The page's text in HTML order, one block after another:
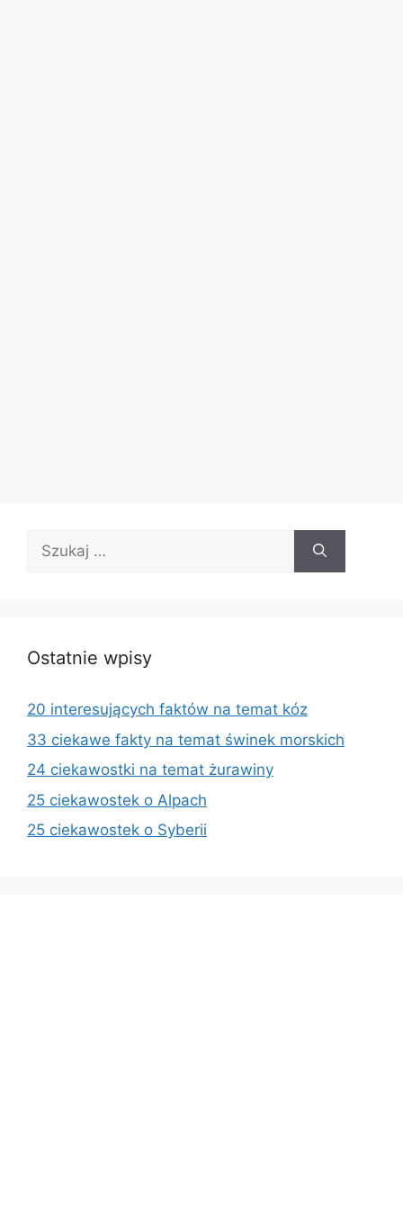
Szukaj:
Ostatnie wpisy
20 interesujących faktów na temat kóz
33 ciekawe fakty na temat świnek morskich
24 ciekawostki na temat żurawiny
25 ciekawostek o Alpach
25 ciekawostek o Syberii